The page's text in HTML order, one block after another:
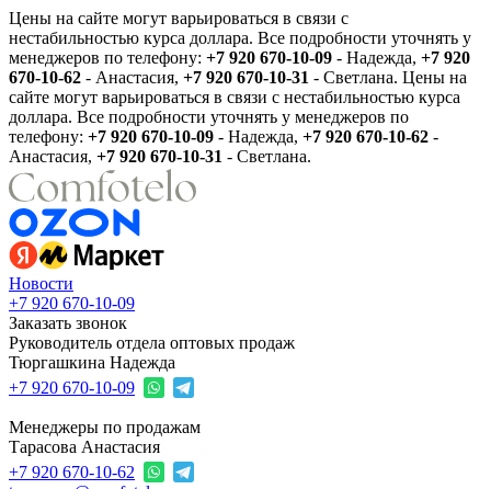
Цены на сайте могут варьироваться в связи с
нестабильностью курса доллара. Все подробности уточнять у
менеджеров по телефону: +7 920 670-10-09 - Надежда, +7 920
670-10-62 - Анастасия, +7 920 670-10-31 - Светлана. Цены на
сайте могут варьироваться в связи с нестабильностью курса
доллара. Все подробности уточнять у менеджеров по
телефону: +7 920 670-10-09 - Надежда, +7 920 670-10-62 -
Анастасия, +7 920 670-10-31 - Светлана.
Новости
+7 920 670-10-09
Заказать звонок
Руководитель отдела оптовых продаж
Тюргашкина Надежда
+7 920 670-10-09
Менеджеры по продажам
Тарасова Анастасия
+7 920 670-10-62